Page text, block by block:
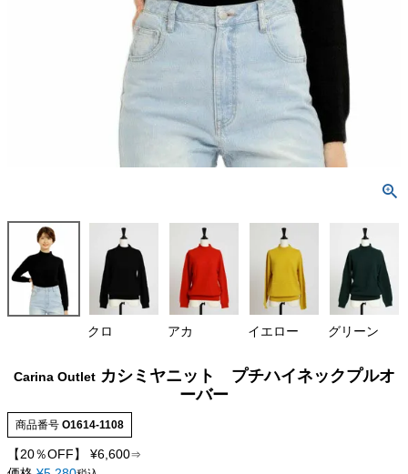
クロ アカ イエロー グリーン
Carina Outlet カシミヤニット プチハイネックプルオ
ーバー
商品番号 O1614-1108
【20％OFF】 ¥6,600⇒